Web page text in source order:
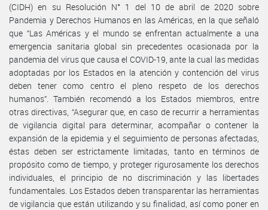
(CIDH) en su Resolución N° 1 del 10 de abril de 2020 sobre
Pandemia y Derechos Humanos en las Américas, en la que señaló
que “Las Américas y el mundo se enfrentan actualmente a una
emergencia sanitaria global sin precedentes ocasionada por la
pandemia del virus que causa el COVID-19, ante la cual las medidas
adoptadas por los Estados en la atención y contención del virus
deben tener como centro el pleno respeto de los derechos
humanos”. También recomendó a los Estados miembros, entre
otras directivas, “Asegurar que, en caso de recurrir a herramientas
de vigilancia digital para determinar, acompañar o contener la
expansión de la epidemia y el seguimiento de personas afectadas,
éstas deben ser estrictamente limitadas, tanto en términos de
propósito como de tiempo, y proteger rigurosamente los derechos
individuales, el principio de no discriminación y las libertades
fundamentales. Los Estados deben transparentar las herramientas
de vigilancia que están utilizando y su finalidad, así como poner en